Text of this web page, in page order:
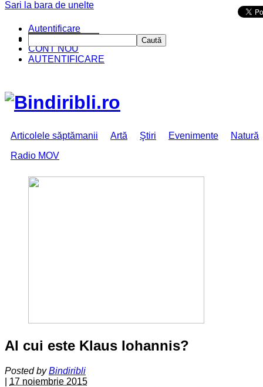
CINE SUNTEM?
CONT NOU
AUTENTIFICARE
Articolele săptămanii Artă Ştiri Evenimente
Natură
Radio MOV
Al cui este Klaus Iohannis?
Posted byBindiribli
17 noiembrie 2015
Sari la bara de unelte
Autentificare
Caută